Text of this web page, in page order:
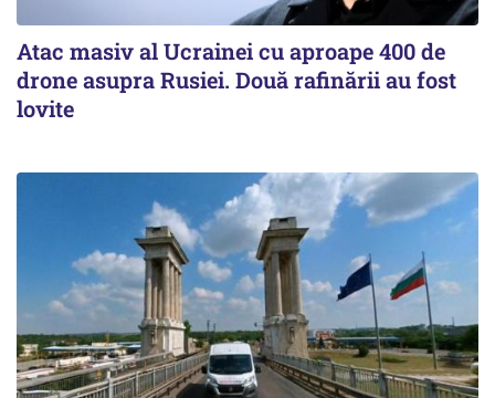
Atac masiv al Ucrainei cu aproape 400 de
drone asupra Rusiei. Două rafinării au fost
lovite